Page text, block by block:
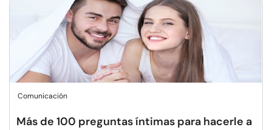
Comunicación
Más de 100 preguntas íntimas para hacerle a